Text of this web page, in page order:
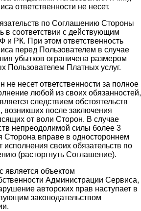
ответственности не несет.
по Соглашению Стороны
в соответствии с действующим
и РК. При этом ответственность
перед Пользователем в случае
убытков ограничена размером
Пользователем Платных услуг.
не несет ответственности за полное
любой из своих обязанностей,
следствием обстоятельств
после заключения
от воли Сторон. В случае
непреодолимой силы более 3
Сторона вправе в одностороннем
исполнения своих обязательств по
(расторгнуть Соглашение).
является объектом
Администрации Сервиса,
авторских прав наступает в
законодательством